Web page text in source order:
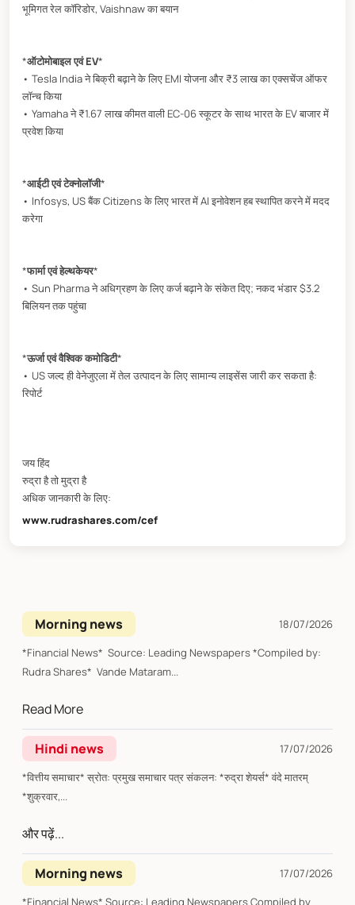
भूमिगत रेल कॉरिडोर, Vaishnaw का बयान
*ऑटोमोबाइल एवं EV*
• Tesla India ने बिक्री बढ़ाने के लिए EMI योजना और ₹3 लाख का एक्सचेंज ऑफर
लॉन्च किया
• Yamaha ने ₹1.67 लाख कीमत वाली EC-06 स्कूटर के साथ भारत के EV बाजार में
प्रवेश किया
*आईटी एवं टेक्नोलॉजी*
• Infosys, US बैंक Citizens के लिए भारत में AI इनोवेशन हब स्थापित करने में मदद
करेगा
*फार्मा एवं हेल्थकेयर*
• Sun Pharma ने अधिग्रहण के लिए कर्ज बढ़ाने के संकेत दिए; नकद भंडार $3.2
बिलियन तक पहुंचा
*ऊर्जा एवं वैश्विक कमोडिटी*
• US जल्द ही वेनेजुएला में तेल उत्पादन के लिए सामान्य लाइसेंस जारी कर सकता है:
रिपोर्ट
जय हिंद
रुद्रा है तो मुद्रा है
अधिक जानकारी के लिए:
www.rudrashares.com/cef
Morning news
18/07/2026
*Financial News* Source: Leading Newspapers *Compiled by:
Rudra Shares* Vande Mataram...
Read More
Hindi news
17/07/2026
*वित्तीय समाचार* स्रोत: प्रमुख समाचार पत्र संकलन: *रुद्रा शेयर्स* वंदे मातरम्
*शुक्रवार,...
और पढ़ें...
Morning news
17/07/2026
*Financial News* Source: Leading Newspapers Compiled by